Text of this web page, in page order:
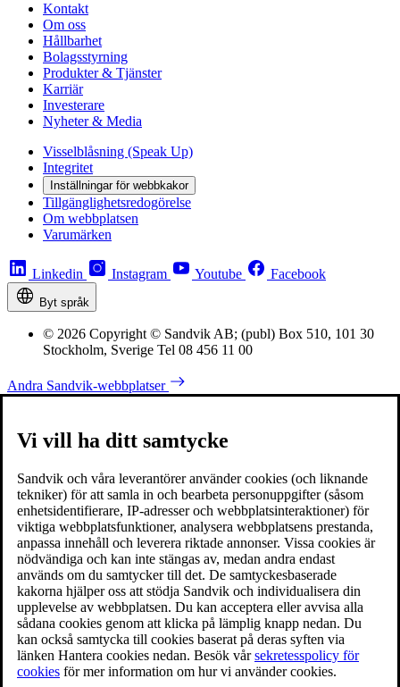
Kontakt
Om oss
Hållbarhet
Bolagsstyrning
Produkter & Tjänster
Karriär
Investerare
Nyheter & Media
Visselblåsning (Speak Up)
Integritet
Inställningar för webbkakor
Tillgänglighetsredogörelse
Om webbplatsen
Varumärken
Linkedin Instagram Youtube Facebook
Byt språk
© 2026 Copyright © Sandvik AB; (publ) Box 510, 101 30
Stockholm, Sverige Tel 08 456 11 00
Andra Sandvik-webbplatser
Vi vill ha ditt samtycke
Sandvik och våra leverantörer använder cookies (och liknande
tekniker) för att samla in och bearbeta personuppgifter (såsom
enhetsidentifierare, IP-adresser och webbplatsinteraktioner) för
viktiga webbplatsfunktioner, analysera webbplatsens prestanda,
anpassa innehåll och leverera riktade annonser. Vissa cookies är
nödvändiga och kan inte stängas av, medan andra endast
används om du samtycker till det. De samtyckesbaserade
kakorna hjälper oss att stödja Sandvik och individualisera din
upplevelse av webbplatsen. Du kan acceptera eller avvisa alla
sådana cookies genom att klicka på lämplig knapp nedan. Du
kan också samtycka till cookies baserat på deras syften via
länken Hantera cookies nedan. Besök vårsekretesspolicy för
cookies för mer information om hur vi använder cookies.